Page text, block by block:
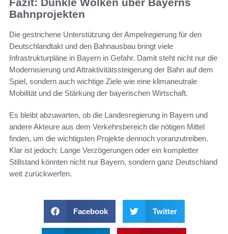
Bahnprojekten
Die gestrichene Unterstützung der Ampelregierung für den
Deutschlandtakt und den Bahnausbau bringt viele
Infrastrukturpläne in Bayern in Gefahr. Damit steht nicht nur die
Modernisierung und Attraktivitätssteigerung der Bahn auf dem
Spiel, sondern auch wichtige Ziele wie eine klimaneutrale
Mobilität und die Stärkung der bayerischen Wirtschaft.
Es bleibt abzuwarten, ob die Landesregierung in Bayern und
andere Akteure aus dem Verkehrsbereich die nötigen Mittel
finden, um die wichtigsten Projekte dennoch voranzutreiben.
Klar ist jedoch: Lange Verzögerungen oder ein kompletter
Stillstand könnten nicht nur Bayern, sondern ganz Deutschland
weit zurückwerfen.
Facebook Twitter